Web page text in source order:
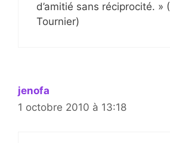
d’amitié sans réciprocité. »
Tournier)
jenofa
1 octobre 2010 à 13:18